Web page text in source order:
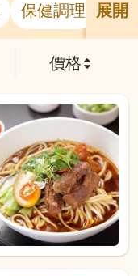
保健調理 居
展開
價格